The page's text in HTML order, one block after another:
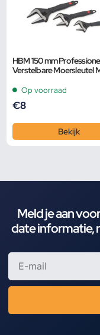
HBM 150 mm
Verstelbare Moersleutel
Smalle Bek
Op voorraad
€8
Bekijk
Meld je aan
date informatie,